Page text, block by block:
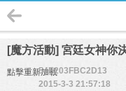
[魔方活動] 宮廷女神你
點擊重新加載54E203FBC2D13
2015-3-3 21:57:18